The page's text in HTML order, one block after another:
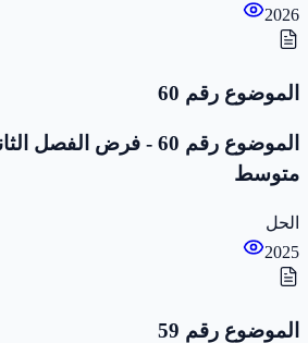
2026
الموضوع رقم 60
متوسط
الحل
2025
الموضوع رقم 59